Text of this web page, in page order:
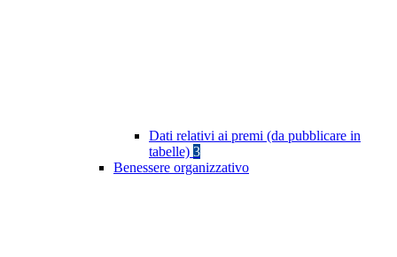
Dati relativi ai premi (da pubblicare in
tabelle) 3
Benessere organizzativo